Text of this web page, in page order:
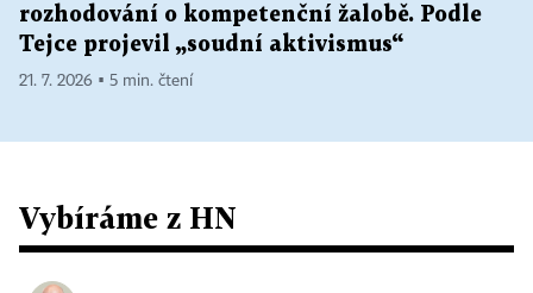
rozhodování o kompetenční žalobě. Podle
Tejce projevil „soudní aktivismus“
21. 7. 2026 ▪ 5 min. čtení
Vybíráme z HN